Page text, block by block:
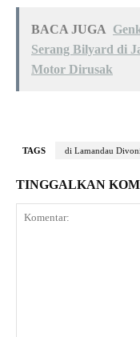
BACA JUGA
Serang Bilyard di
Motor Dirusak
TAGS di Lamandau
TINGGALKAN